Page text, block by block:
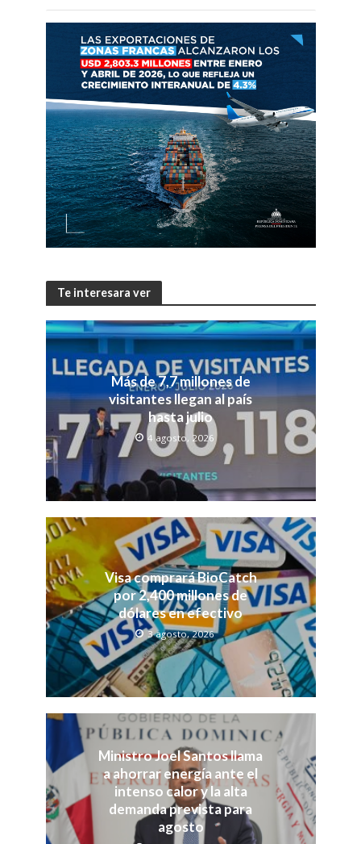
Te interesara ver
Más de 7,7 millones de
visitantes llegan al país
hasta julio
4 agosto, 2026
Visa comprará BioCatch
por 2,400 millones de
dólares en efectivo
3 agosto, 2026
Ministro Joel Santos llama
a ahorrar energía ante el
intenso calor y la alta
demanda prevista para
agosto